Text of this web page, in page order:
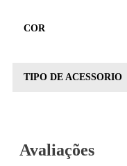
COR
TIPO DE ACESSORIO
Avaliações